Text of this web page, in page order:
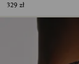
329 zł